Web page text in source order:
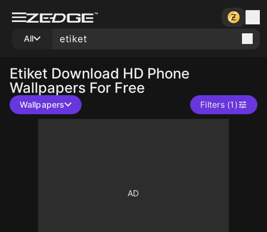
All
Etiket Download HD Phone
Wallpapers For Free
Wallpapers Filters (1)